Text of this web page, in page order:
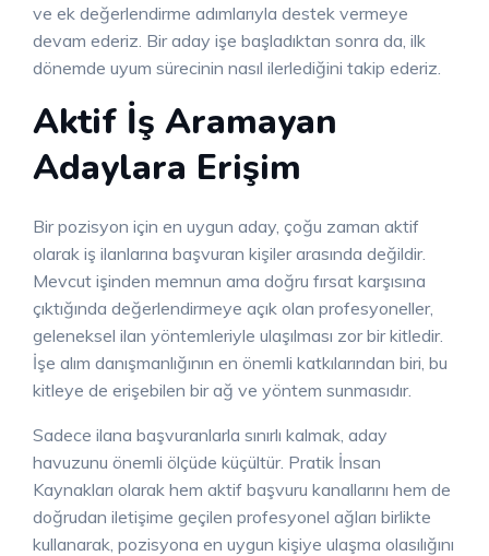
ve ek değerlendirme adımlarıyla destek vermeye
devam ederiz. Bir aday işe başladıktan sonra da, ilk
dönemde uyum sürecinin nasıl ilerlediğini takip ederiz.
Aktif İş Aramayan
Adaylara Erişim
Bir pozisyon için en uygun aday, çoğu zaman aktif
olarak iş ilanlarına başvuran kişiler arasında değildir.
Mevcut işinden memnun ama doğru fırsat karşısına
çıktığında değerlendirmeye açık olan profesyoneller,
geleneksel ilan yöntemleriyle ulaşılması zor bir kitledir.
İşe alım danışmanlığının en önemli katkılarından biri, bu
kitleye de erişebilen bir ağ ve yöntem sunmasıdır.
Sadece ilana başvuranlarla sınırlı kalmak, aday
havuzunu önemli ölçüde küçültür. Pratik İnsan
Kaynakları olarak hem aktif başvuru kanallarını hem de
doğrudan iletişime geçilen profesyonel ağları birlikte
kullanarak, pozisyona en uygun kişiye ulaşma olasılığını